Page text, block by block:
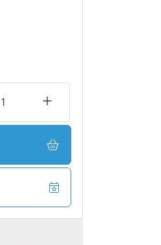
UMA UNIDADEAUMENTAR UMA